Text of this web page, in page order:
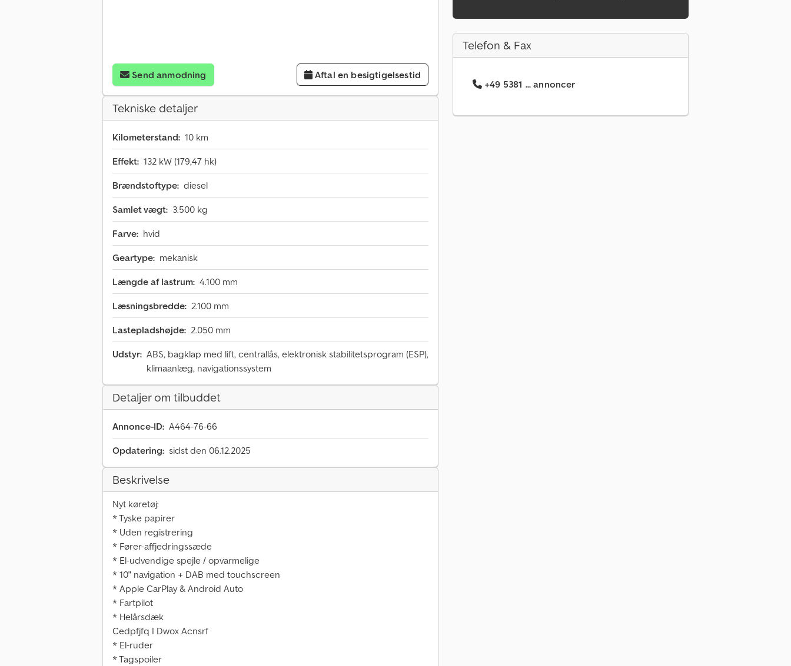
Send anmodning Aftal en besigtigelsestid
Tekniske detaljer
Kilometerstand: 10 km
Effekt: 132 kW (179,47 hk)
Brændstoftype: diesel
Samlet vægt: 3.500 kg
Farve: hvid
Geartype: mekanisk
Længde af lastrum: 4.100 mm
Læsningsbredde: 2.100 mm
Lastepladshøjde: 2.050 mm
Udstyr: ABS, bagklap med lift, centrallås, elektronisk stabilitetsprogram (ESP),
klimaanlæg, navigationssystem
Detaljer om tilbuddet
Annonce-ID: A464-76-66
Opdatering: sidst den 06.12.2025
Beskrivelse
Nyt køretøj:
* Tyske papirer
* Uden registrering
* Fører-affjedringssæde
* El-udvendige spejle / opvarmelige
* 10" navigation + DAB med touchscreen
* Apple CarPlay & Android Auto
* Fartpilot
* Helårsdæk
Cedpfjfq I Dwox Acnsrf
* El-ruder
* Tagspoiler
Telefon & Fax
+49 5381 ... annoncer